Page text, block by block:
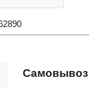
Самовывоз